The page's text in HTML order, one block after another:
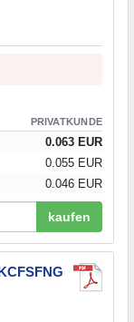
PRIVATKUNDE
0.063 EUR
0.055 EUR
0.046 EUR
kaufen